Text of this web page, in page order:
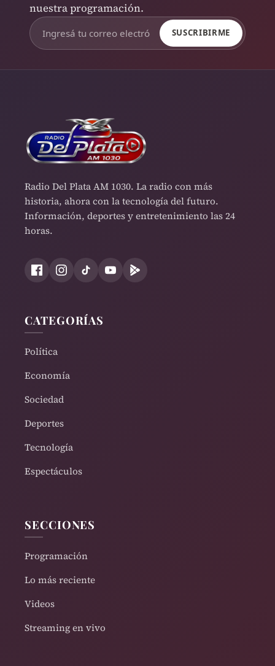
nuestra programación.
SUSCRIBIRME
Radio Del Plata AM 1030. La radio con más
historia, ahora con la tecnología del futuro.
Información, deportes y entretenimiento las 24
horas.
CATEGORÍAS
Política
Economía
Sociedad
Deportes
Tecnología
Espectáculos
SECCIONES
Programación
Lo más reciente
Videos
Streaming en vivo